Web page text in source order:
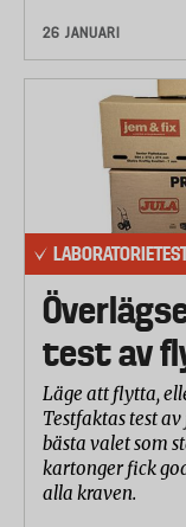
26 JANUARI
test av
Läge att flytta,
Testfaktas test
bästa valet som
kartonger fick
alla kraven.